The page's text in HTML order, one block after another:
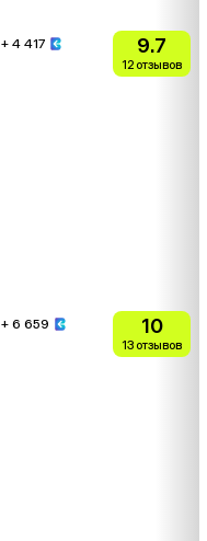
+ 4 417 9.7
12 отзывов
+ 6 659 10
13 отзывов